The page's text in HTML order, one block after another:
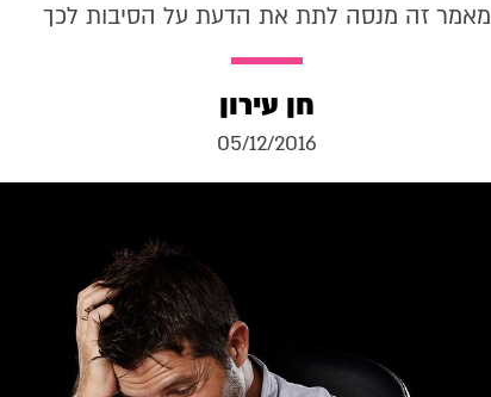
מאמר זה מנסה לתת את הדעת על הסיבות לכך
חן עירון
05/12/2016